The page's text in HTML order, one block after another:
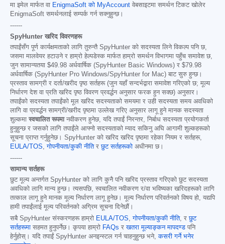
मा इमेल मार्फत वा EnigmaSoft को MyAccount वेबसाइटमा समर्थन टिकट खोलेर
EnigmaSoft समर्थनलाई सम्पर्क गर्न सक्नुहुन्छ।
------
SpyHunter खरिद विवरणहरू
तपाईंसँग पूर्ण कार्यक्षमताको लागि तुरुन्तै SpyHunter को सदस्यता लिने विकल्प पनि छ,
जसमा मालवेयर हटाउने र हाम्रो हेल्पडेस्क मार्फत हाम्रो समर्थन विभागमा पहुँच समावेश छ,
जुन सामान्यतया $49.98 अर्धवार्षिक (SpyHunter Basic Windows) र $79.98
अर्धवार्षिक (SpyHunter Pro Windows/SpyHunter for Mac) बाट सुरु हुन्छ।
प्रस्ताव सामग्री र दर्ता/खरीद पृष्ठ सर्तहरू (जुन यहाँ सन्दर्भद्वारा समावेश गरिएको छ; मूल्य
निर्धारण देश वा प्रति खरिद पृष्ठ विवरण प्रवर्द्धन अनुसार फरक हुन सक्छ) अनुसार।
तपाईंको सदस्यता तपाईंको मूल खरिद सदस्यताको समयमा र उही सदस्यता समय अवधिको
लागि वा प्रवर्द्धन सामग्री/खरीद पृष्ठमा उल्लेख गरिए अनुसार लागू हुने मानक सदस्यता
शुल्कमा स्वचालित रूपमानवीकरण हुनेछ, यदि तपाईं निरन्तर, निर्बाध सदस्यता प्रयोगकर्ता
हुनुहुन्छ र जसको लागि तपाईंले आफ्नो सदस्यताको म्याद सकिनु अघि आगामी शुल्कहरूको
सूचना प्राप्त गर्नुहुनेछ। SpyHunter को खरिद खरिद पृष्ठमा रहेका नियम र सर्तहरू,
EULA/TOS,गोपनीयता/कुकी नीतिरछुट सर्तहरूको अधीनमा छ।
------
सामान्य सर्तहरू
छुट मूल्य अन्तर्गत SpyHunter को लागि कुनै पनि खरिद प्रस्ताव गरिएको छुट सदस्यता
अवधिको लागि मान्य हुन्छ। त्यसपछि, स्वचालित नवीकरण र/वा भविष्यका खरिदहरूको लागि
तत्काल लागू हुने मानक मूल्य निर्धारण लागू हुनेछ। मूल्य निर्धारण परिवर्तनको विषय हो, यद्यपि
हामी तपाईंलाई मूल्य परिवर्तनको अग्रिम सूचना दिनेछौं।
सबै SpyHunter संस्करणहरू हाम्रो EULA/TOS,गोपनीयता/कुकी नीति, रछुट
सर्तहरूमा सहमत हुनुपर्नेछ। कृपया हाम्रो FAQs रखतरा मूल्याङ्कन मापदण्ड पनि
हेर्नुहोस्। यदि तपाईं SpyHunter अनइन्स्टल गर्न चाहनुहुन्छ भने,कसरी गर्ने भनेर